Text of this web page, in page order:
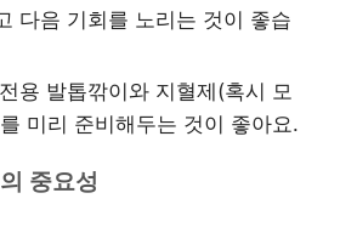
다음 기회를 노리는 것이 좋습
용 발톱깎이와 지혈제(혹시 모
미리 준비해두는 것이 좋아요.
중요성